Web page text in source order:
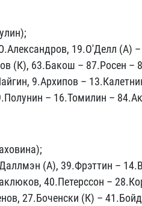
19.О'Делл (А)
(К), 63.Бакош – 87.Росен –
9.Архипов –
– 16.Томилин –
(А), 39.Фрэттин –
40.Петерссон –
27.Боченски (К) –